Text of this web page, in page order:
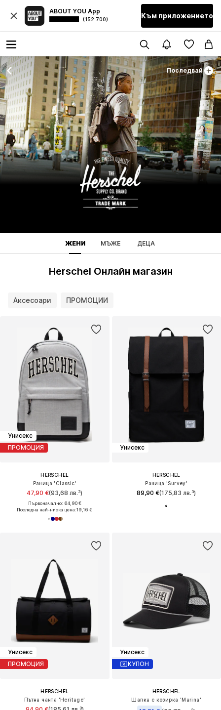
ABOUT YOU App
(152 700) Към приложението
Последвай
ЖЕНИ МЪЖЕ ДЕЦА
Herschel Онлайн магазин
Аксесоари ПРОМОЦИИ
Унисекс
ПРОМОЦИЯ
HERSCHEL
Раница 'Classic'
47,90 €(93,68 лв.³)
Първоначално: 64,90 €
Последна най-ниска цена:19,16 €
Унисекс
HERSCHEL
Раница 'Survey'
89,90 €(175,83 лв.³)
Унисекс
ПРОМОЦИЯ
HERSCHEL
Пътна чанта 'Heritage'
Унисекс
КУПОН
HERSCHEL
Шапка с козирка 'Marina'